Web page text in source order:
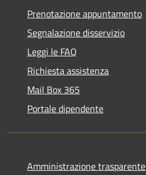
Prenotazione appuntamento
Segnalazione disservizio
Leggi le FAQ
Richiesta assistenza
Mail Box 365
Portale dipendente
Amministrazione trasparente